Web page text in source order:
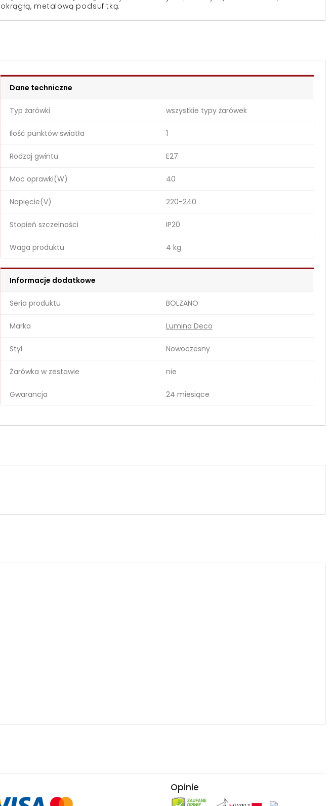
okrągłą, metalową podsufitką.
Dane techniczne
Typ żarówki wszystkie typy żarówek
Ilość punktów światła 1
Rodzaj gwintu E27
Moc oprawki(W) 40
Napięcie(V) 220-240
Stopień szczelności IP20
Waga produktu 4 kg
Informacje dodatkowe
Seria produktu BOLZANO
Marka Lumina Deco
Styl Nowoczesny
Żarówka w zestawie nie
Gwarancja 24 miesiące
Opinie